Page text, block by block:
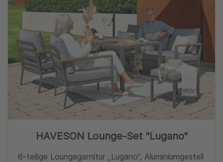
HAVESON Lounge-Set "Lugano"
6-teilige Loungegarnitur „Lugano“, Aluminiumgestell